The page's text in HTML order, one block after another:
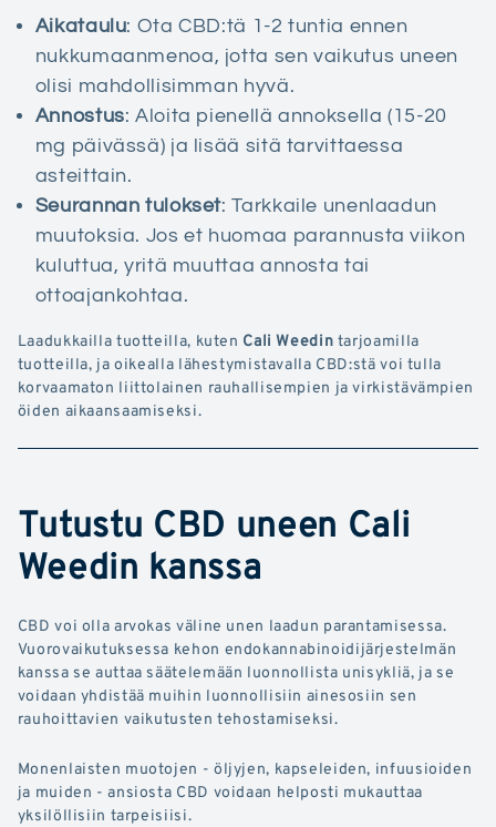
Aikataulu: Ota CBD:tä 1-2 tuntia ennen
nukkumaanmenoa, jotta sen vaikutus uneen
olisi mahdollisimman hyvä.
Annostus: Aloita pienellä annoksella (15-20
mg päivässä) ja lisää sitä tarvittaessa
asteittain.
Seurannan tulokset: Tarkkaile unenlaadun
muutoksia. Jos et huomaa parannusta viikon
kuluttua, yritä muuttaa annosta tai
ottoajankohtaa.
Laadukkailla tuotteilla, kuten Cali Weedintarjoamilla
tuotteilla, ja oikealla lähestymistavalla CBD:stä voi tulla
korvaamaton liittolainen rauhallisempien ja virkistävämpien
öiden aikaansaamiseksi.
Tutustu CBD uneen Cali
Weedin kanssa
CBD voi olla arvokas väline unen laadun parantamisessa.
Vuorovaikutuksessa kehon endokannabinoidijärjestelmän
kanssa se auttaa säätelemään luonnollista unisykliä, ja se
voidaan yhdistää muihin luonnollisiin ainesosiin sen
rauhoittavien vaikutusten tehostamiseksi.
Monenlaisten muotojen - öljyjen, kapseleiden, infuusioiden
ja muiden - ansiosta CBD voidaan helposti mukauttaa
yksilöllisiin tarpeisiisi.